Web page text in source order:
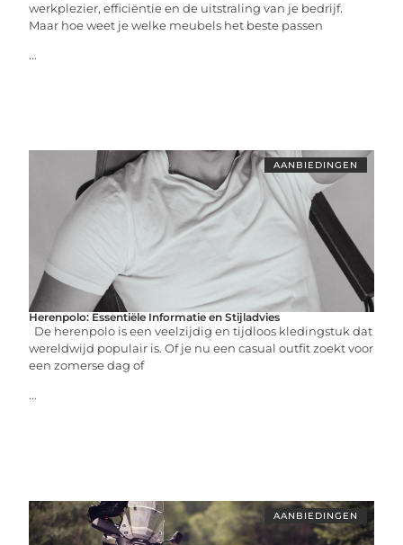
werkplezier, efficiëntie en de uitstraling van je bedrijf.
Maar hoe weet je welke meubels het beste passen
...
AANBIEDINGEN
Herenpolo: Essentiële Informatie en Stijladvies
De herenpolo is een veelzijdig en tijdloos kledingstuk dat
wereldwijd populair is. Of je nu een casual outfit zoekt voor
een zomerse dag of
...
AANBIEDINGEN